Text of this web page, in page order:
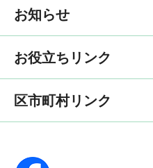
お知らせ
お役立ちリンク
区市町村リンク